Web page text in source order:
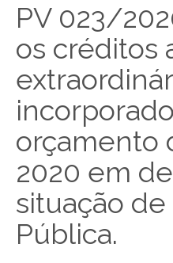
PV 023/
os créditos
orçamento
2020 em
situação
Pública.